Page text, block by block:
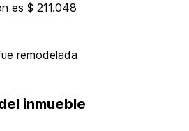
es $ 211.048
remodelada
inmueble